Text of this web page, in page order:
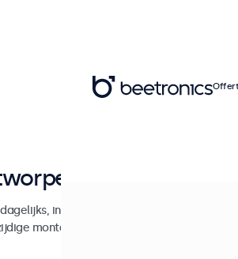
voor continu
intensief en continu gebruik. Deze
montageopties, waarmee ze